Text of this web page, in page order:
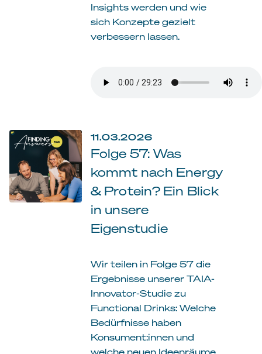
Insights werden und wie
sich Konzepte gezielt
verbessern lassen.
11.03.2026
Folge 57: Was
kommt nach Energy
& Protein? Ein Blick
in unsere
Eigenstudie
Wir teilen in Folge 57 die
Ergebnisse unserer TAIA-
Innovator-Studie zu
Functional Drinks: Welche
Bedürfnisse haben
Konsument:innen und
welche neuen Ideenräume